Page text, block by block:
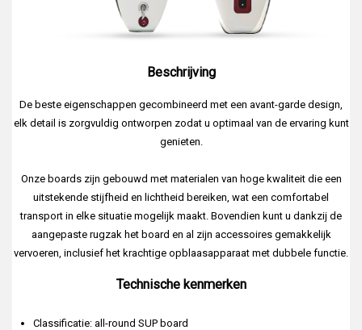
Beschrijving
De beste eigenschappen gecombineerd met een avant-garde design,
elk detail is zorgvuldig ontworpen zodat u optimaal van de ervaring kunt
genieten.
Onze boards zijn gebouwd met materialen van hoge kwaliteit die een
uitstekende stijfheid en lichtheid bereiken, wat een comfortabel
transport in elke situatie mogelijk maakt. Bovendien kunt u dankzij de
aangepaste rugzak het board en al zijn accessoires gemakkelijk
vervoeren, inclusief het krachtige opblaasapparaat met dubbele functie.
Technische kenmerken
Classificatie: all-round SUP board